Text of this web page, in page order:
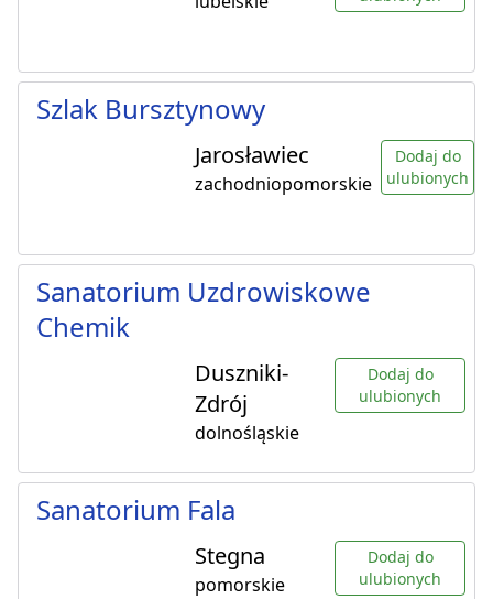
Szlak Bursztynowy
Jarosławiec
zachodniopomorskie
Dodaj do
ulubionych
Sanatorium Uzdrowiskowe
Chemik
Duszniki-
Zdrój
dolnośląskie
Dodaj do
ulubionych
Sanatorium Fala
Stegna
pomorskie
Dodaj do
ulubionych